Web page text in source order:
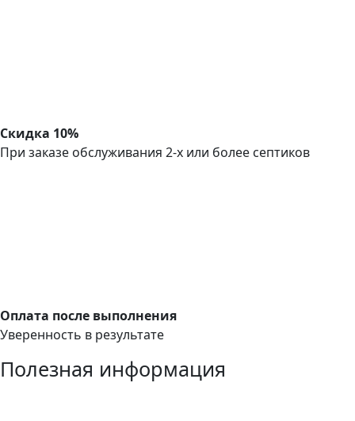
Скидка 10%
При заказе обслуживания 2-х или более септиков
Оплата после выполнения
Уверенность в результате
Полезная информация